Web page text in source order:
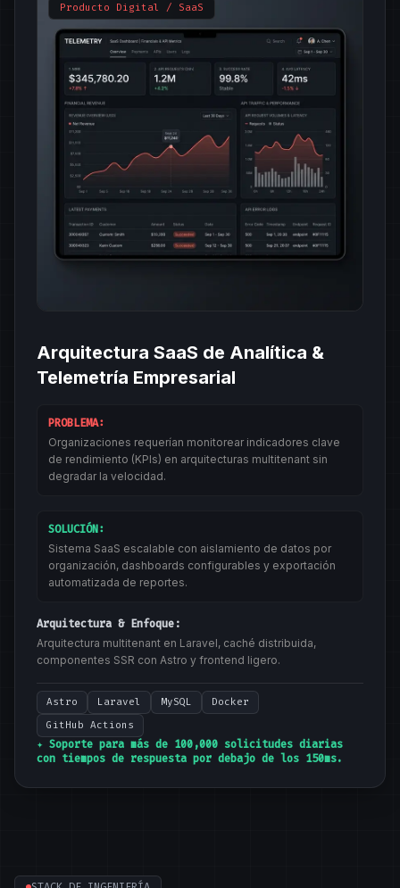
Producto Digital / SaaS
Arquitectura SaaS de Analítica &
Telemetría Empresarial
PROBLEMA:
Organizaciones requerían monitorear indicadores clave
de rendimiento (KPIs) en arquitecturas multitenant sin
degradar la velocidad.
SOLUCIÓN:
Sistema SaaS escalable con aislamiento de datos por
organización, dashboards configurables y exportación
automatizada de reportes.
Arquitectura & Enfoque:
Arquitectura multitenant en Laravel, caché distribuida,
componentes SSR con Astro y frontend ligero.
Astro Laravel MySQL
Docker
GitHub Actions
✦ Soporte para más de 100,000 solicitudes diarias
con tiempos de respuesta por debajo de los 150ms.